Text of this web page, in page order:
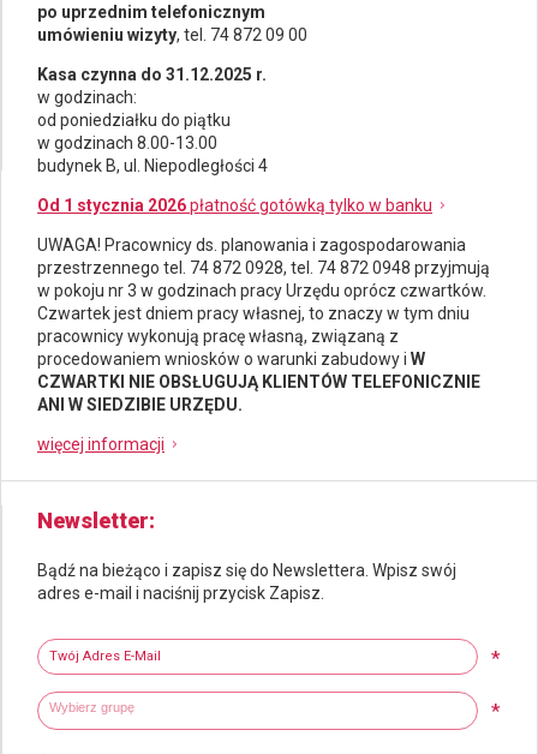
po uprzednim telefonicznym
umówieniu wizyty, tel. 74 872 09 00
Kasa czynna do 31.12.2025 r.
w godzinach:
od poniedziałku do piątku
w godzinach 8.00-13.00
budynek B, ul. Niepodległości 4
Od 1 stycznia 2026płatność gotówką tylko w banku
UWAGA! Pracownicy ds. planowania i zagospodarowania
przestrzennego tel. 74 872 0928, tel. 74 872 0948 przyjmują
w pokoju nr 3 w godzinach pracy Urzędu oprócz czwartków.
Czwartek jest dniem pracy własnej, to znaczy w tym dniu
pracownicy wykonują pracę własną, związaną z
procedowaniem wniosków o warunki zabudowy i W
CZWARTKI NIE OBSŁUGUJĄ KLIENTÓW TELEFONICZNIE
ANI W SIEDZIBIE URZĘDU.
więcej informacji
Newsletter
Bądź na bieżąco i zapisz się do Newslettera. Wpisz swój
adres e-mail i naciśnij przycisk Zapisz.
Twój adres e-mail
*
Wybierz grupy tematyczne *
Wpisz wyszukiwaną fraze